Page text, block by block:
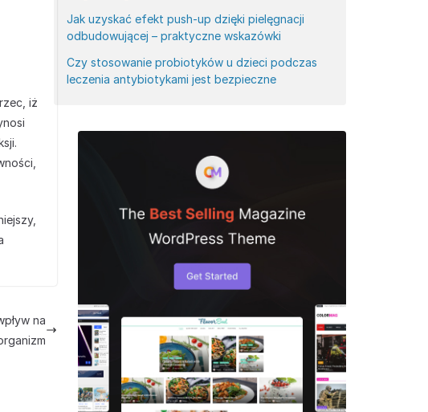
iż
na
Jak uzyskać efekt push-up dzięki pielęgnacji
odbudowującej – praktyczne wskazówki
Czy stosowanie probiotyków u dzieci podczas
leczenia antybiotykami jest bezpieczne